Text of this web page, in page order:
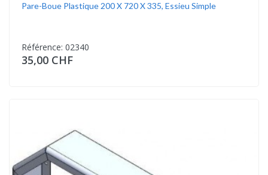
Pare-Boue Plastique 200 X 720 X 335, Essieu Simple
Référence: 02340
35,00 CHF